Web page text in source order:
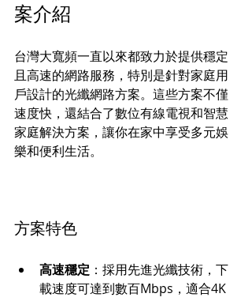
案介紹
台灣大寬頻一直以來都致力於提供穩定
且高速的網路服務，特別是針對家庭用
戶設計的光纖網路方案。這些方案不僅
速度快，還結合了數位有線電視和智慧
家庭解決方案，讓你在家中享受多元娛
樂和便利生活。
方案特色
高速穩定 ：採用先進光纖技術，下
載速度可達到數百Mbps，適合4K